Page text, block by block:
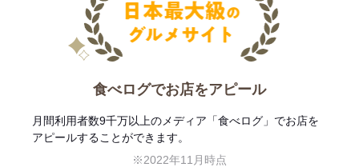
食べログでお店をアピール
月間利用者数9千万以上のメディア「食べログ」でお店を
アピールすることができます。
※2022年11月時点